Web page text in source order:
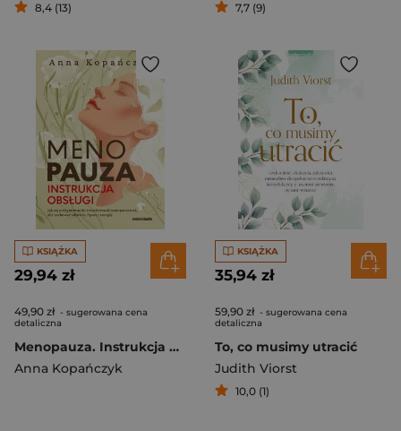
8,4 (13) 7,7 (9)
KSIĄŻKA
29,94 zł
49,90 zł - sugerowana cena
detaliczna
Menopauza. Instrukcja obsługi. Jak się przygotować do transformacji menopauzalnej, aby zachować zdrowie, figurę i energię
Anna Kopańczyk
KSIĄŻKA
35,94 zł
59,90 zł - sugerowana cena
detaliczna
To, co musimy utracić
Judith Viorst
10,0 (1)